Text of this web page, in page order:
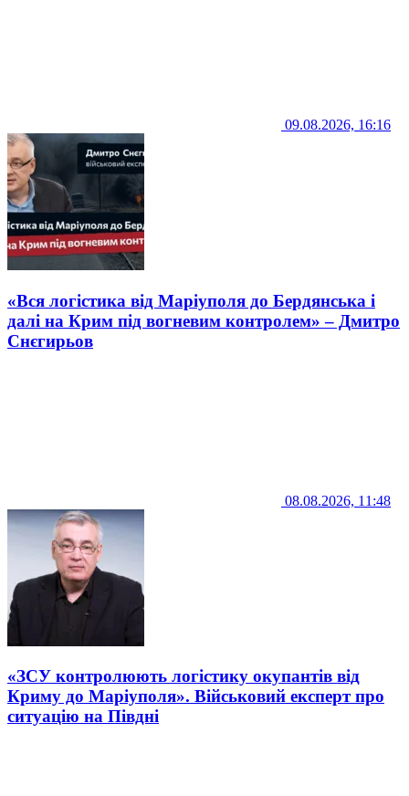
09.08.2026, 16:16
«Вся логістика від Маріуполя до Бердянська і
далі на Крим під вогневим контролем» – Дмитро
Снєгирьов
08.08.2026, 11:48
«ЗСУ контролюють логістику окупантів від
Криму до Маріуполя». Військовий експерт про
ситуацію на Півдні